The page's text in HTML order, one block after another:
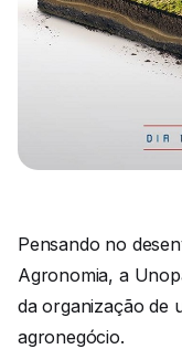
Pensando no
Agronomia, a
da organização de
agronegócio.